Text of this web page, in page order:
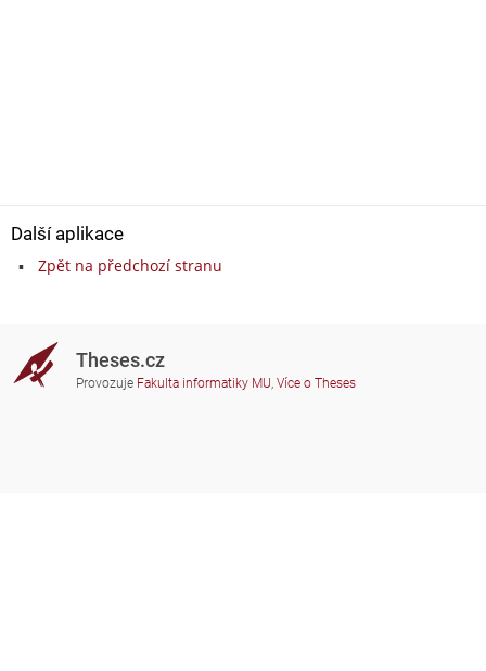
Další aplikace
Zpět na předchozí stranu
Theses.cz
Provozuje Fakulta informatiky MU, Více o Theses